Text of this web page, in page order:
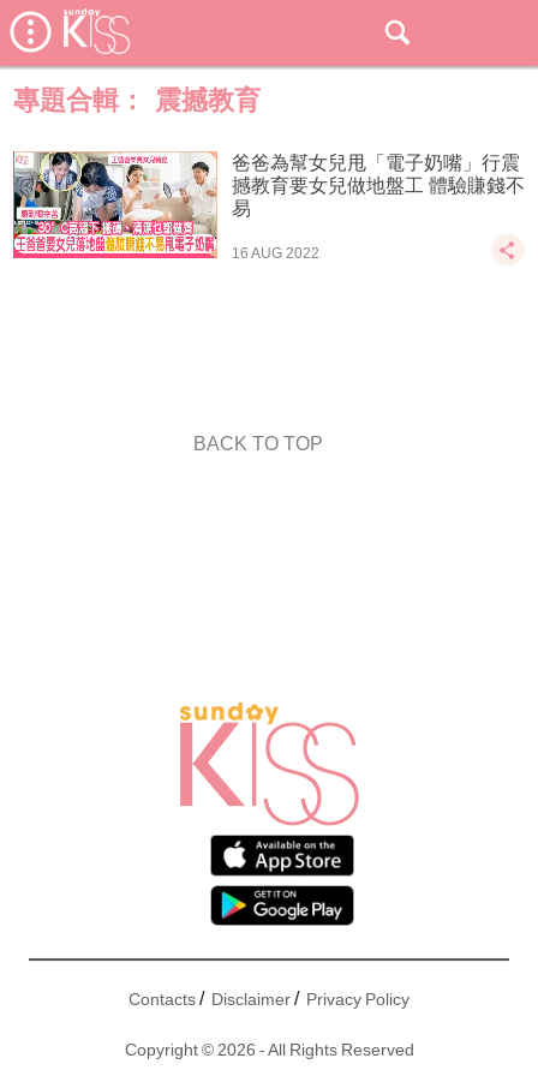
專題合輯： 震撼教育
爸爸為幫女兒甩「電子奶嘴」行震
撼教育要女兒做地盤工 體驗賺錢不
易
16 AUG 2022
BACK TO TOP
Contacts/ Disclaimer/ Privacy Policy
Copyright © 2026 - All Rights Reserved